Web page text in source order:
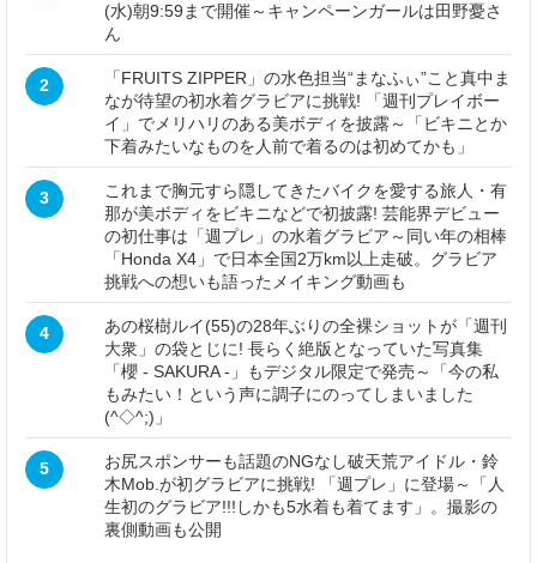
(水)朝9:59まで開催～キャンペーンガールは田野憂さ
ん
2
「FRUITS ZIPPER」の水色担当“まなふぃ”こと真中ま
なが待望の初水着グラビアに挑戦! 「週刊プレイボー
イ」でメリハリのある美ボディを披露～「ビキニとか
下着みたいなものを人前で着るのは初めてかも」
3
これまで胸元すら隠してきたバイクを愛する旅人・有
那が美ボディをビキニなどで初披露! 芸能界デビュー
の初仕事は「週プレ」の水着グラビア～同い年の相棒
「Honda X4」で日本全国2万km以上走破。グラビア
挑戦への想いも語ったメイキング動画も
4
あの桜樹ルイ(55)の28年ぶりの全裸ショットが「週刊
大衆」の袋とじに! 長らく絶版となっていた写真集
「櫻 - SAKURA -」もデジタル限定で発売～「今の私
もみたい！という声に調子にのってしまいました
(^◇^;)」
5
お尻スポンサーも話題のNGなし破天荒アイドル・鈴
木Mob.が初グラビアに挑戦! 「週プレ」に登場～「人
生初のグラビア!!!しかも5水着も着てます」。撮影の
裏側動画も公開